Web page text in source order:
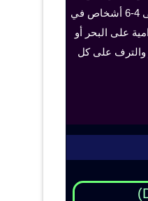
الخصوصية والراحة، ويمكن أن تستوعب عائلات كبيرة أو مجموعات تصل إلى 4-6 أشخاص في
على البحر أو
والترف على كل